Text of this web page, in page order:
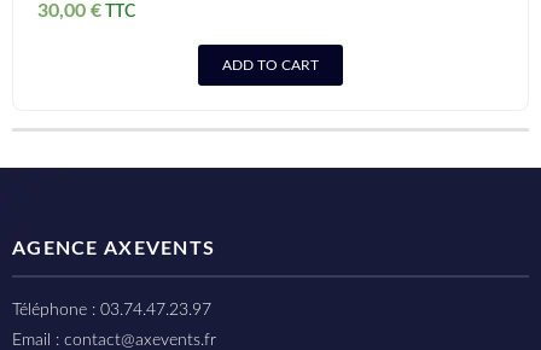
30,00 €
ADD TO CART
AGENCE AXEVENTS
Téléphone : 03.74.47.23.97
Email : contact@axevents.fr